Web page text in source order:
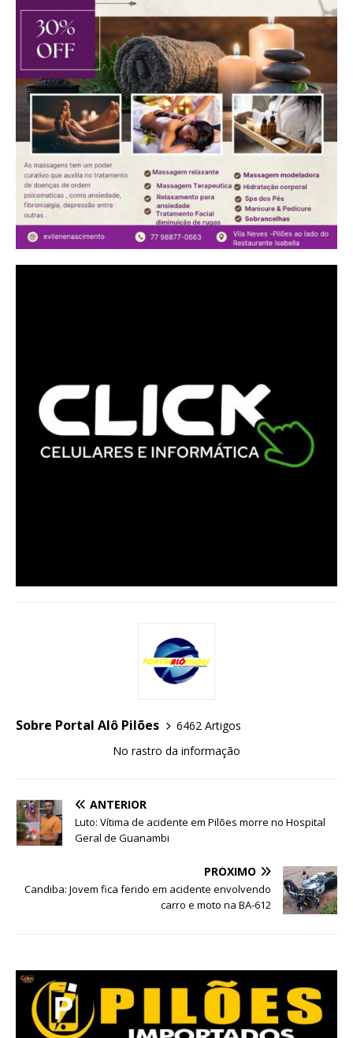
Sobre Portal Alô Pilões
6462 Artigos
No rastro da informação
ANTERIOR
Luto: Vítima de acidente em Pilões morre no Hospital
Geral de Guanambi
PRÓXIMO
Candiba: Jovem fica ferido em acidente envolvendo
carro e moto na BA-612